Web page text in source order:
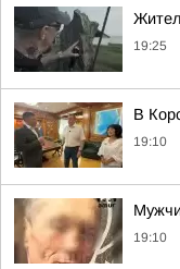
19:25
В
19:10
19:10